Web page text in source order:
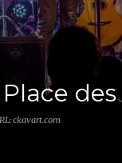
ckavart.com